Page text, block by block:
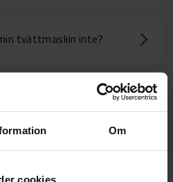
Om
cookies
tvättmaskin inte?
inte på vatten?